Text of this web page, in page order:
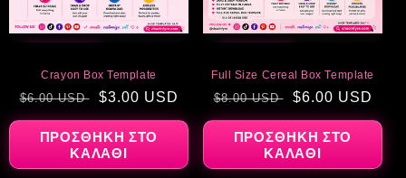
Crayon Box Template
Κανονική
τιμή
$6.00 USD
Τιμή
έκπτωσης
$3.00 USD
ΠΡΟΣΘΉΚΗ ΣΤΟ
ΚΑΛΆΘΙ
Full Size Cereal Box Template
Κανονική
τιμή
$8.00 USD
Τιμή
έκπτωσης
$6.00 USD
ΠΡΟΣΘΉΚΗ ΣΤΟ
ΚΑΛΆΘΙ